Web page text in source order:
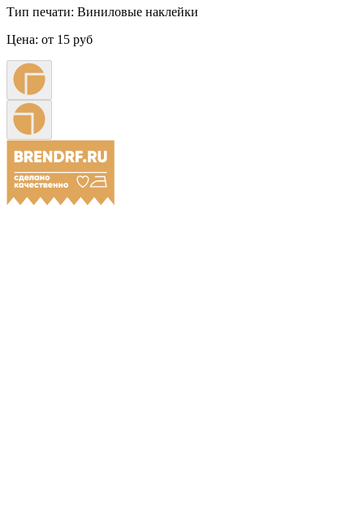
Тип печати: Виниловые наклейки
Цена: от 15 руб